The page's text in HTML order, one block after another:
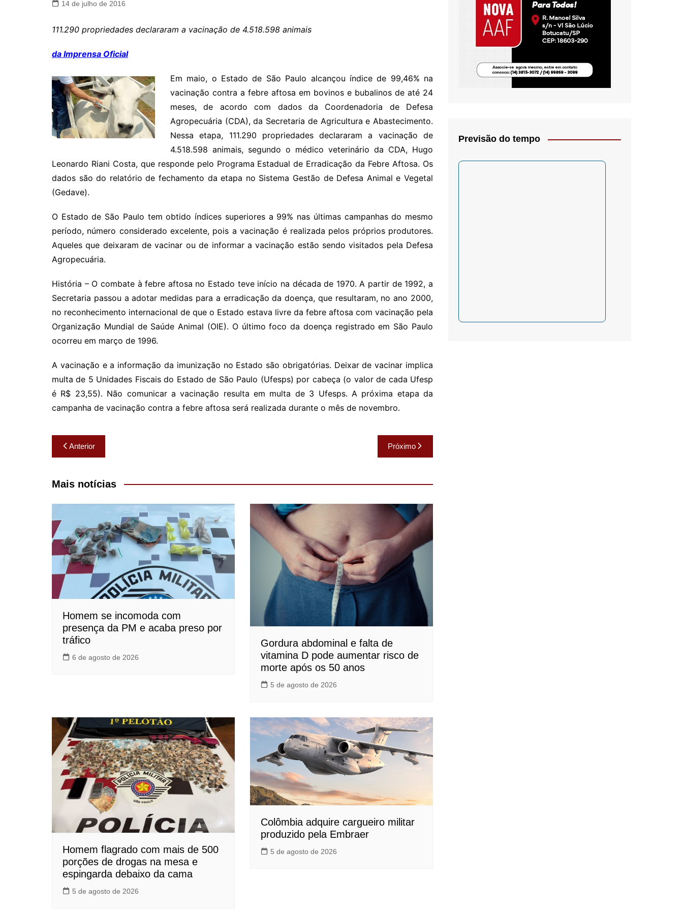
Oscar D’Ambrosio- Crítica
Érick Facioli
Carlos Ramos
Valdemar Pinho
João Cury
Juliana Martini – Psicologia
Infantil
14 de julho de 2016
111.290 propriedades declararam a vacinação de 4.518.598 animais
da Imprensa Oficial
Em maio, o Estado de São Paulo alcançou índice de 99,46% na
vacinação contra a febre aftosa em bovinos e bubalinos de até 24
meses, de acordo com dados da Coordenadoria de Defesa
Agropecuária (CDA), da Secretaria de Agricultura e Abastecimento.
Nessa etapa, 111.290 propriedades declararam a vacinação de
4.518.598 animais, segundo o médico veterinário da CDA, Hugo
Leonardo Riani Costa, que responde pelo Programa Estadual de Erradicação da Febre Aftosa. Os
dados são do relatório de fechamento da etapa no Sistema Gestão de Defesa Animal e Vegetal
(Gedave).
O Estado de São Paulo tem obtido índices superiores a 99% nas últimas campanhas do mesmo
período, número considerado excelente, pois a vacinação é realizada pelos próprios produtores.
Aqueles que deixaram de vacinar ou de informar a vacinação estão sendo visitados pela Defesa
Agropecuária.
História – O combate à febre aftosa no Estado teve início na década de 1970. A partir de 1992, a
Secretaria passou a adotar medidas para a erradicação da doença, que resultaram, no ano 2000,
no reconhecimento internacional de que o Estado estava livre da febre aftosa com vacinação pela
Organização Mundial de Saúde Animal (OIE). O último foco da doença registrado em São Paulo
ocorreu em março de 1996.
A vacinação e a informação da imunização no Estado são obrigatórias. Deixar de vacinar implica
multa de 5 Unidades Fiscais do Estado de São Paulo (Ufesps) por cabeça (o valor de cada Ufesp
é R$ 23,55). Não comunicar a vacinação resulta em multa de 3 Ufesps. A próxima etapa da
campanha de vacinação contra a febre aftosa será realizada durante o mês de novembro.
Navegação
de
Post
Anterior Próximo
Mais notícias
Homem se incomoda com
presença da PM e acaba preso por
tráfico
6 de agosto de 2026
Gordura abdominal e falta de
vitamina D pode aumentar risco de
morte após os 50 anos
5 de agosto de 2026
Homem flagrado com mais de 500
porções de drogas na mesa e
espingarda debaixo da cama
5 de agosto de 2026
Colômbia adquire cargueiro militar
produzido pela Embraer
5 de agosto de 2026
Previsão do tempo